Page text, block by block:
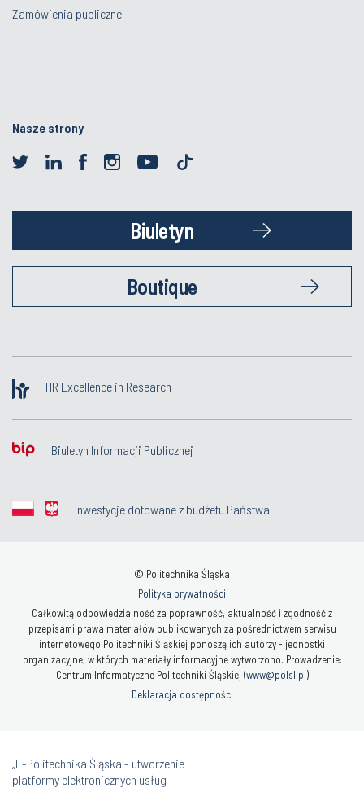
Zamówienia publiczne
Nasze strony
Biuletyn
Boutique
HR Excellence in Research
Biuletyn Informacji Publicznej
Inwestycje dotowane z budżetu Państwa
© Politechnika Śląska
Polityka prywatności
Całkowitą odpowiedzialność za poprawność, aktualność i zgodność z
przepisami prawa materiałów publikowanych za pośrednictwem serwisu
internetowego Politechniki Śląskiej ponoszą ich autorzy - jednostki
organizacyjne, w których materiały informacyjne wytworzono. Prowadzenie:
Centrum Informatyczne Politechniki Śląskiej (www@polsl.pl)
Deklaracja dostępności
„E-Politechnika Śląska - utworzenie
platformy elektronicznych usług